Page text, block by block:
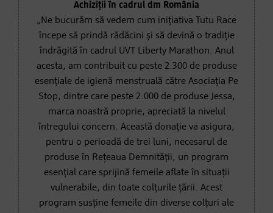
Achiziții în cadrul dm România
„Ne bucurăm să vedem cum inițiativa Tutu Race
începe să prindă rădăcini și să devină o tradiție
îndrăgită în cadrul UVT Liberty Marathon. Anul
acesta, am contribuit cu peste 2.300 de produse
esențiale de igienă menstruală către Asociația Pe
Stop, dintre care peste 2.000 de produse Jessa,
marca noastră proprie, apreciată la nivelul
întregului concern. Această donație va asigura,
pentru o perioadă de trei luni, necesarul de
produse în Rețeaua Demnității, un program
esențial care sprijină femeile aflate în situații
vulnerabile, din toate colțurile țării. Acest
program susține femeile din diverse colțuri ale